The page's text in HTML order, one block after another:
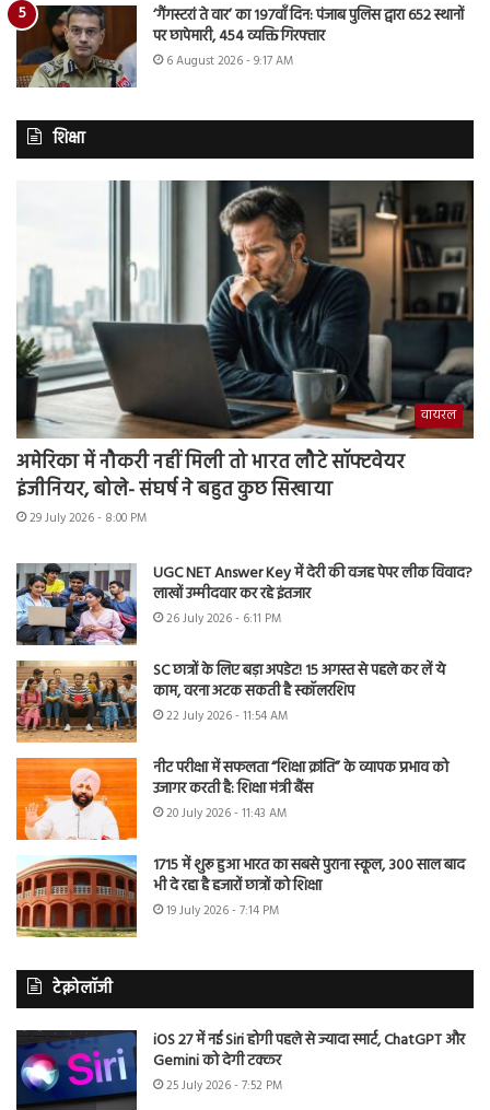
‘गैंगस्टरां ते वार’ का 197वाँ दिन: पंजाब पुलिस द्वारा 652 स्थानों
पर छापेमारी, 454 व्यक्ति गिरफ्तार
6 August 2026 - 9:17 AM
शिक्षा
वायरल
अमेरिका में नौकरी नहीं मिली तो भारत लौटे सॉफ्टवेयर
इंजीनियर, बोले- संघर्ष ने बहुत कुछ सिखाया
29 July 2026 - 8:00 PM
UGC NET Answer Key में देरी की वजह पेपर लीक विवाद?
लाखों उम्मीदवार कर रहे इंतजार
26 July 2026 - 6:11 PM
SC छात्रों के लिए बड़ा अपडेट! 15 अगस्त से पहले कर लें ये
काम, वरना अटक सकती है स्कॉलरशिप
22 July 2026 - 11:54 AM
नीट परीक्षा में सफलता “शिक्षा क्रांति” के व्यापक प्रभाव को
उजागर करती है: शिक्षा मंत्री बैंस
20 July 2026 - 11:43 AM
1715 में शुरू हुआ भारत का सबसे पुराना स्कूल, 300 साल बाद
भी दे रहा है हजारों छात्रों को शिक्षा
19 July 2026 - 7:14 PM
टेक्नोलॉजी
iOS 27 में नई Siri होगी पहले से ज्यादा स्मार्ट, ChatGPT और
Gemini को देगी टक्कर
25 July 2026 - 7:52 PM